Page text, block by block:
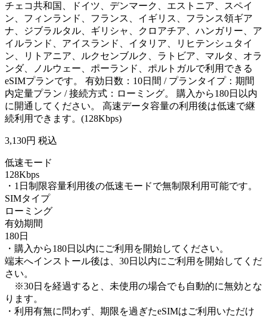
チェコ共和国、ドイツ、デンマーク、エストニア、スペイ
ン、フィンランド、フランス、イギリス、フランス領ギア
ナ、ジブラルタル、ギリシャ、クロアチア、ハンガリー、ア
イルランド、アイスランド、イタリア、リヒテンシュタイ
ン、リトアニア、ルクセンブルク、ラトビア、マルタ、オラ
ンダ、ノルウェー、ポーランド、ポルトガルで利用できる
eSIMプランです。 有効日数：10日間 / プランタイプ：期間
内定量プラン / 接続方式：ローミング。 購入から180日以内
に開通してください。 高速データ容量の利用後は低速で継
続利用できます。(128Kbps)
3,130円 税込
低速モード
128Kbps
・1日制限容量利用後の低速モードで無制限利用可能です。
SIMタイプ
ローミング
有効期間
180日
・購入から180日以内にご利用を開始してください。
端末へインストール後は、30日以内にご利用を開始してくだ
さい。
※30日を経過すると、未使用の場合でも自動的に無効とな
ります。
・利用有無に問わず、期限を過ぎたeSIMはご利用いただけ